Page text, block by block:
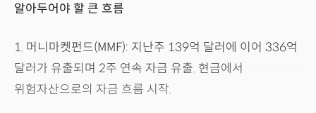
알아두어야 할 큰 흐름
1. 머니마켓펀드(MMF): 지난주 139억 달러에 이어 336억
달러가 유출되며 2주 연속 자금 유출. 현금에서
위험자산으로의 자금 흐름 시작.